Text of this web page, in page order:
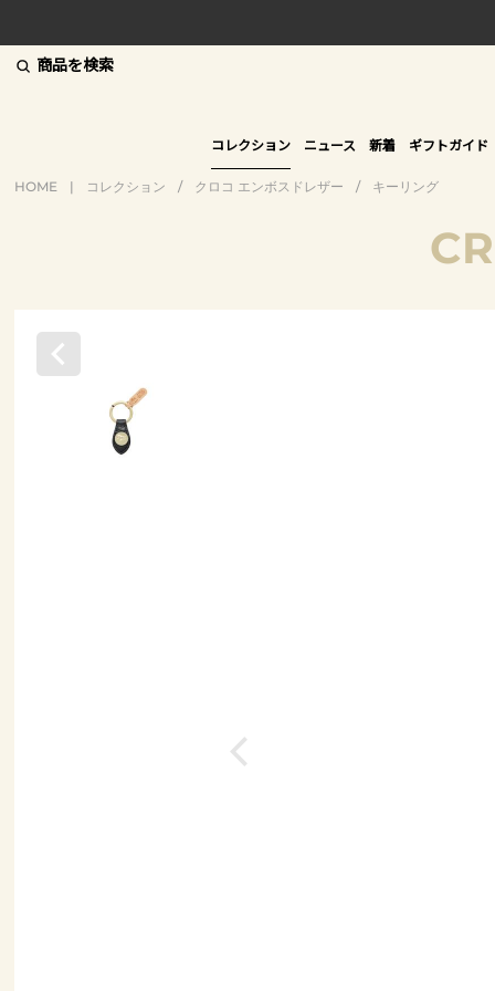
商品を検索
コレクション ニュース 新着 ギフトガイド
HOME | コレクション / クロコ エンボスドレザー / キーリング